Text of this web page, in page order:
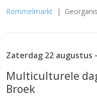
Rommelmarkt |
Zaterdag 22 augustus
Multiculturele
Broek